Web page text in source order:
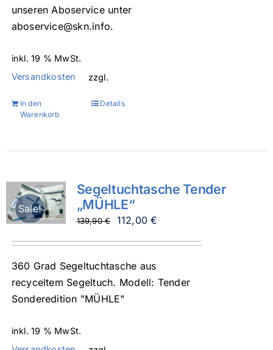
unseren Aboservice unter
aboservice@skn.info.
inkl. 19 % MwSt.
zzgl.
Versandkosten
In den
Warenkorb
Details
Sale!
Segeltuchtasche Tender
„MÜHLE“
139,90€
Ursprünglicher
139,90 €
112,00€
360 Grad Segeltuchtasche aus
recyceltem Segeltuch. Modell: Tender
Sonderedition "MÜHLE"
inkl. 19 % MwSt.